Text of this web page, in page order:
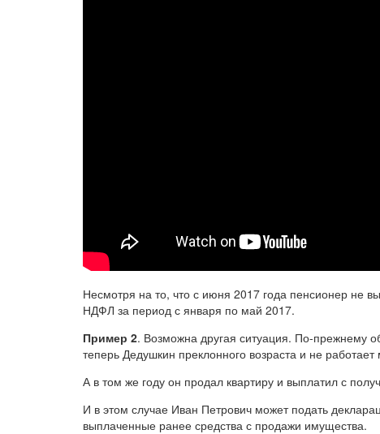
Несмотря на то, что с июня 2017 года пенсионер не
НДФЛ за период с января по май 2017.
Пример 2. Возможна другая ситуация. По-прежнему
теперь Дедушкин преклонного возраста и не работает
А в том же году он продал квартиру и выплатил с
И в этом случае Иван Петрович может подать
выплаченные ранее средства с продажи имущества.